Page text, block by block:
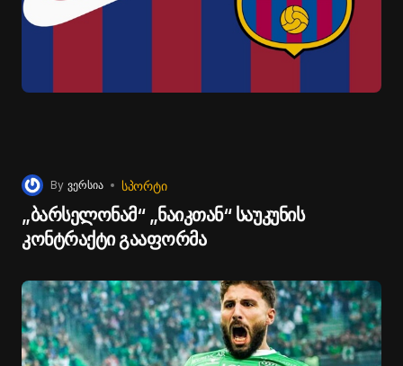
მცველები: გურამ კაშია („სლოვანი“, სლოვაკეთი),
ოთარ კაკაბაძე („კრაკოვია“, პოლონეთი), გიორგი
გველესიანი („პერსეპოლისი“, ირანი), საბა
(„აპოელი“, კვიპროსი), ლუკა ლოჩოშვილი
ნახევარმცველები: ოთარ კიტეიშვილი („შტურმი“,
ავსტრია), გიორგი ქოჩორაშვილი („ლევნტე“,
ესპანეთი), ნიკა კვეკვესკირი („ნირეჰაზა“, უნგრეთი),
ანზორ მექვაბიშვილი („კრაიოვა“, რუმინეთი), ლევან
(„გრანადა“, ესპანეთი), გიორგი ჩაკვეტაძე
(„უოტფორდი“, ინგლისი), ზურიკო დავითაშვილი
(„სენტ ეტიენი“, საფრანგეთი);
თავდამსხმელები: საბა ლობჟანიძე („ატლანტა“, აშშ),
By ვერსია ᲡᲞᲝᲠᲢᲘ
„ბარსელონამ“ „ნაიკთან“ საუკუნის
კონტრაქტი გააფორმა